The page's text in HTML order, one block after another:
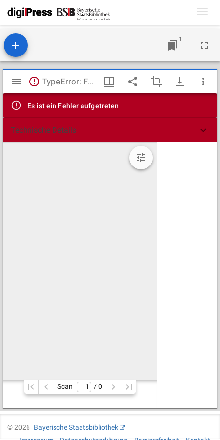
1
Mirador
Viewer
TypeError: Failed to fetch
Es ist ein Fehler aufgetreten
Technische Details
Scan / 0
©2026
Bayerische Staatsbibliothek